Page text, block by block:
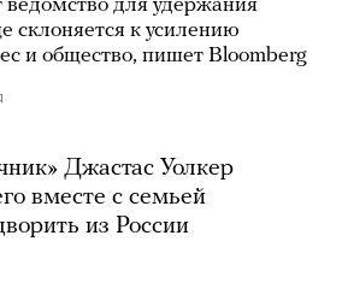
ведомство для удержания
склоняется к усилению
и общество, пишет Bloomberg
Джастас Уолкер
вместе с семьей
из России